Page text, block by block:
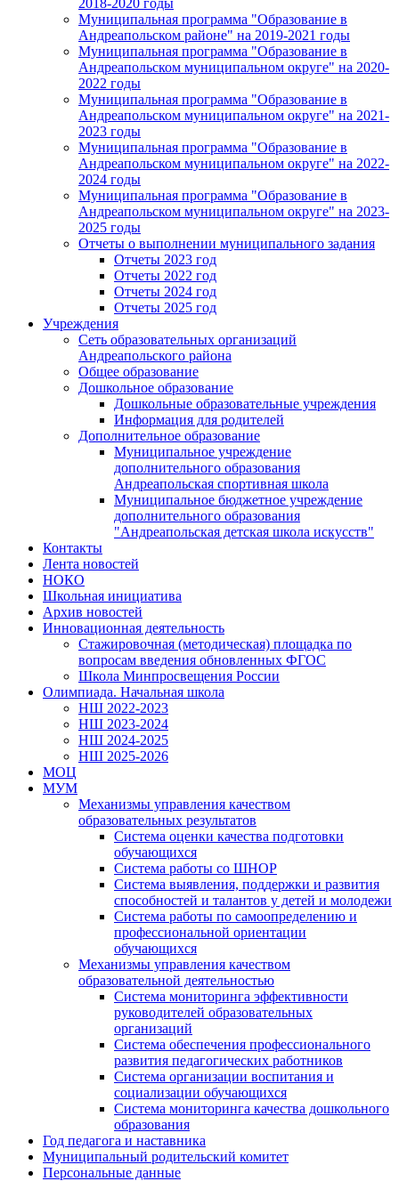
Муниципальная программа "Образование в
Андреапольском районе" на 2019-2021 годы
Муниципальная программа "Образование в
Андреапольском муниципальном округе" на 2020-
2022 годы
Муниципальная программа "Образование в
Андреапольском муниципальном округе" на 2021-
2023 годы
Муниципальная программа "Образование в
Андреапольском муниципальном округе" на 2022-
2024 годы
Муниципальная программа "Образование в
Андреапольском муниципальном округе" на 2023-
2025 годы
Отчеты о выполнении муниципального задания
Отчеты 2023 год
Отчеты 2022 год
Отчеты 2024 год
Отчеты 2025 год
Учреждения
Сеть образовательных организаций
Андреапольского района
Общее образование
Дошкольное образование
Дошкольные образовательные учреждения
Информация для родителей
Дополнительное образование
Муниципальное учреждение
дополнительного образования
Андреапольская спортивная школа
Муниципальное бюджетное учреждение
дополнительного образования
"Андреапольская детская школа искусств"
Контакты
Лента новостей
НОКО
Школьная инициатива
Архив новостей
Инновационная деятельность
Стажировочная (методическая) площадка по
вопросам введения обновленных ФГОС
Школа Минпросвещения России
Олимпиада. Начальная школа
НШ 2022-2023
НШ 2023-2024
НШ 2024-2025
НШ 2025-2026
МОЦ
МУМ
Механизмы управления качеством
образовательных результатов
Система оценки качества подготовки
обучающихся
Система работы со ШНОР
Система выявления, поддержки и развития
способностей и талантов у детей и молодежи
Система работы по самоопределению и
профессиональной ориентации
обучающихся
Механизмы управления качеством
образовательной деятельностью
Система мониторинга эффективности
руководителей образовательных
организаций
Система обеспечения профессионального
развития педагогических работников
Система организации воспитания и
социализации обучающихся
Система мониторинга качества дошкольного
образования
Год педагога и наставника
Муниципальный родительский комитет
Персональные данные